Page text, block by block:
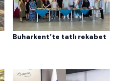
Buharkent’te tatlı rekabet